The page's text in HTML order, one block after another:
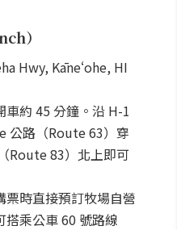
）
Hwy, Kāneʻohe, HI
車約 45 分鐘。沿 H-1
公路（Route 63）穿
Route 83）北上即可
時直接預訂牧場自營
搭乘公車 60 號路線